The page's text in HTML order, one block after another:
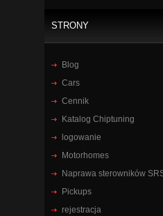
STRONY
Blog
Cars
Cennik
Katalog Chiptuning
logowanie
Motorhomes
Naprawa sterowników
Pickups
rejestracja